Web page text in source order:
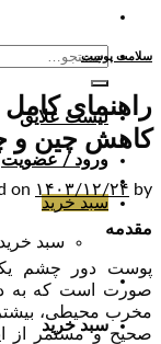
جستجو
برای:
لیست علایق
ورود / عضویت
سبد خرید
سبد
سبد خرید
سلامت پوست
راهنمای
کاهش چین و
on ۱۴۰۳/۱۲/۲۴ by
مقدمه
پوست دور چشم
صورت است که به
مخرب محیطی،
صحیح و مستمر از